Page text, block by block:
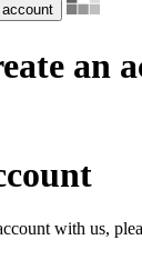
an
with us,